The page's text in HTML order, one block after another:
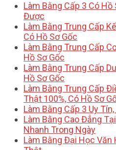
Làm Bằng Cấp 3 Có
Được
Làm Bằng Trung Cấp
Có Hồ Sơ Gốc
Làm Bằng Trung Cấp
Hồ Sơ Gốc
Làm Bằng Trung Cấp
Hồ Sơ Gốc
Làm Bằng Trung Cấp
Thật 100%, Có Hồ Sơ
Làm Bằng Cấp 3 Uy
Làm Bằng Cao Đẳng
Nhanh Trong Ngày
Làm Bằng Đại Học Văn